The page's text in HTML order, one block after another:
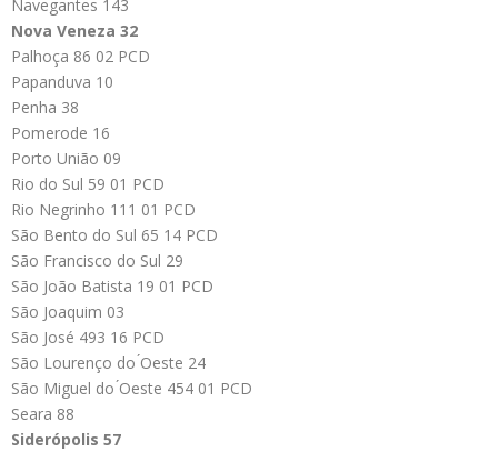
Navegantes 143
Nova Veneza 32
Palhoça 86 02 PCD
Papanduva 10
Penha 38
Pomerode 16
Porto União 09
Rio do Sul 59 01 PCD
Rio Negrinho 111 01 PCD
São Bento do Sul 65 14 PCD
São Francisco do Sul 29
São João Batista 19 01 PCD
São Joaquim 03
São José 493 16 PCD
São Lourenço do ́Oeste 24
São Miguel do ́Oeste 454 01 PCD
Seara 88
Siderópolis 57